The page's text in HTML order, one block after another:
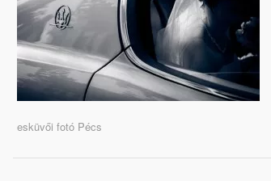
esküvői fotó Pécs